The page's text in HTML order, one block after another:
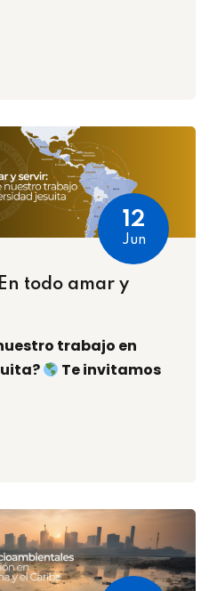
12
Jun
todo amar y
trabajo en
Te invitamos